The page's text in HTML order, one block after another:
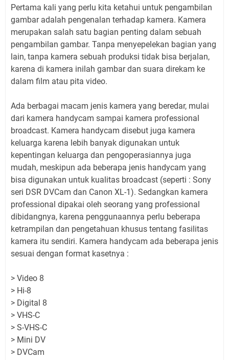
Pertama kali yang perlu kita ketahui untuk pengambilan
gambar adalah pengenalan terhadap kamera. Kamera
merupakan salah satu bagian penting dalam sebuah
pengambilan gambar. Tanpa menyepelekan bagian yang
lain, tanpa kamera sebuah produksi tidak bisa berjalan,
karena di kamera inilah gambar dan suara direkam ke
dalam film atau pita video.
Ada berbagai macam jenis kamera yang beredar, mulai
dari kamera handycam sampai kamera professional
broadcast. Kamera handycam disebut juga kamera
keluarga karena lebih banyak digunakan untuk
kepentingan keluarga dan pengoperasiannya juga
mudah, meskipun ada beberapa jenis handycam yang
bisa digunakan untuk kualitas broadcast (seperti : Sony
seri DSR DVCam dan Canon XL-1). Sedangkan kamera
professional dipakai oleh seorang yang professional
dibidangnya, karena penggunaannya perlu beberapa
ketrampilan dan pengetahuan khusus tentang fasilitas
kamera itu sendiri. Kamera handycam ada beberapa jenis
sesuai dengan format kasetnya :
> Video 8
> Hi-8
> Digital 8
> VHS-C
> S-VHS-C
> Mini DV
> DVCam